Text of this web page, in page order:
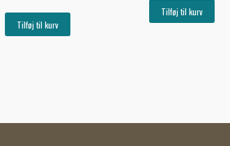
Tilføj til kurv
Tilføj til kurv